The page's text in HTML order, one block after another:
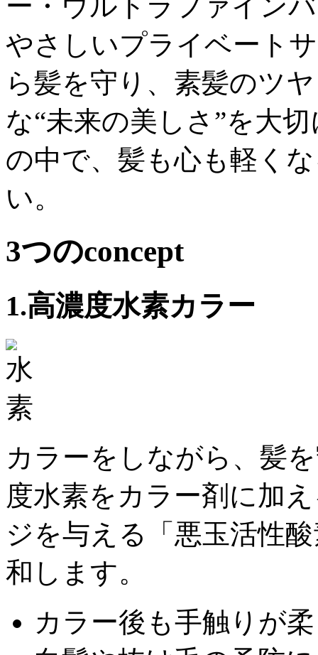
やさしいプライベート
ら髪を守り、素髪のツ
な“未来の美しさ”を大
の中で、髪も心も軽く
い。
3つのconcept
1.高濃度水素カラー
カラーをしながら、髪
度水素をカラー剤に加
ジを与える「悪玉活性
和します。
カラー後も手触りが